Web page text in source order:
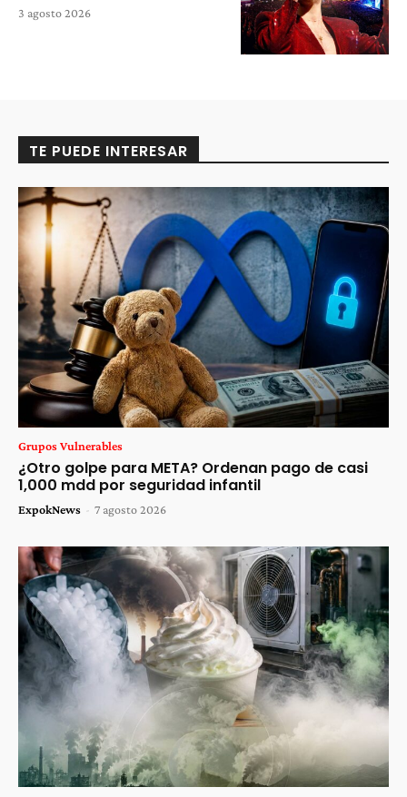
3 agosto 2026
TE PUEDE INTERESAR
Grupos Vulnerables
¿Otro golpe para META? Ordenan pago de casi
1,000 mdd por seguridad infantil
ExpokNews - 7 agosto 2026